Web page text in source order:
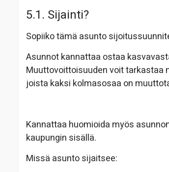
5.1. Sijainti?
Sopiiko tämä asunto
Asunnot kannattaa ostaa
Muuttovoittoisuuden voit tarkastaa
joista kaksi kolmasosaa on
Kannattaa huomioida myös
kaupungin sisällä.
Missä asunto sijaitsee: